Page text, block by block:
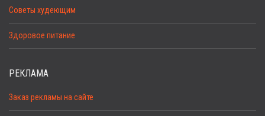
Советы худеющим
Здоровое питание
РЕКЛАМА
Заказ рекламы на сайте